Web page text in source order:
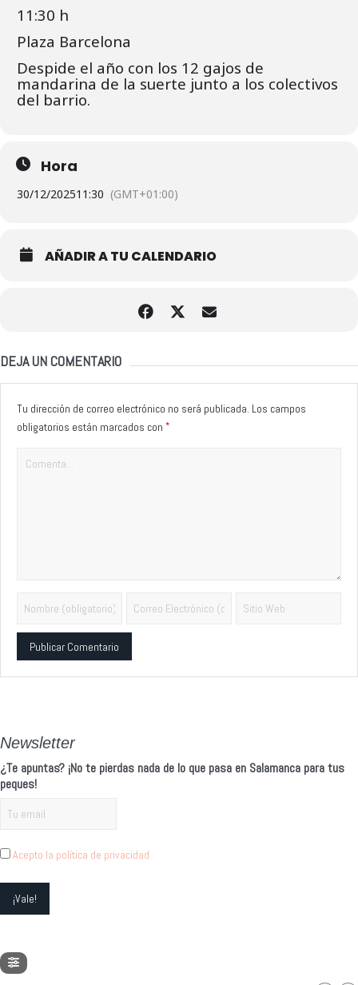
11:30 h
Plaza Barcelona
Despide el año con los 12 gajos de
mandarina de la suerte junto a los colectivos
del barrio.
Hora
30/12/202511:30 (GMT+01:00)
AÑADIR A TU CALENDARIO
DEJA UN COMENTARIO
Tu dirección de correo electrónico no será publicada. Los campos
obligatorios están marcados con *
Newsletter
¿Te apuntas? ¡No te pierdas nada de lo que pasa en Salamanca para tus
peques!
Acepto la política de privacidad